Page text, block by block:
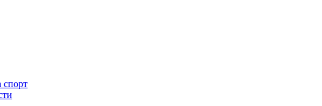
спорт